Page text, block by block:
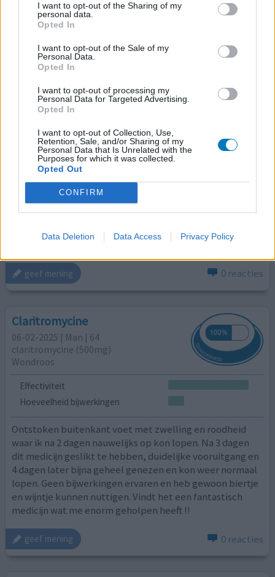
I want to opt-out of the Sharing of my
personal data.
Opted In
I want to opt-out of the Sale of my
Personal Data.
Opted In
I want to opt-out of processing my
Personal Data for Targeted Advertising.
Opted In
I want to opt-out of Collection, Use,
Retention, Sale, and/or Sharing of my
Personal Data that Is Unrelated with the
Purposes for which it was collected.
Opted Out
CONFIRM
Data Deletion Data Access Privacy Policy
Voorhoofdsholteontsteking
Hoeveelheid bijwerkingen
Bijwerkingen
onregelmatig ademhalingspatroon
doffe hoofdpijn
Op aanraden van mijn huisarts ben ik dit medicijn gaan
gebruiken en vanaf dag 1 voel ik mij VERSCHRIKKELIJK
SLECHt zo heb ik HARTKLOPPING als kado gekregen
door deze antibiotica ik ben snel bang geworden harde
geluiden kan ik niet verdragen of harde geluiden!
hoofdpijn buikpijn razendsnelle gedachten die alle
[lees meer...]
geef mening 0 reacties
Claritromycine
06-02-2025 | Man | 64
claritromycine (500mg)
Wondroos
Effectiviteit
Hoeveelheid bijwerkingen
Ontstoken buitenkant voet met zwelling en roodheid
waar ik na 2 dagen nauwelijks op kon lopen. Na 3 dagen
dit medicijn geslikt te hebben, duidelijke vooruitgang en
4 dagen later bijna geheel genezen en kon weer normaal
lopen. Geen bijwerkingen ervaren en heb gewoon biertje
en wijntje kunnen nuttigen. Vindt het een fantastisch
medicijn wat me enorm geholpen heeft !!
geef mening 0 reacties